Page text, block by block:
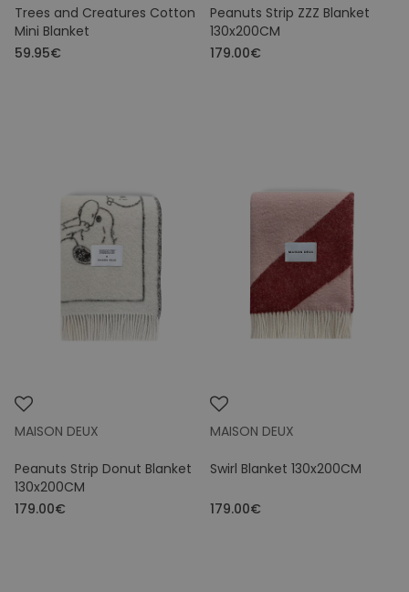
Trees and Creatures Cotton
Mini Blanket
59.95€
Peanuts Strip ZZZ Blanket
130x200CM
179.00€
MAISON DEUX
Peanuts Strip Donut Blanket
130x200CM
179.00€
MAISON DEUX
Swirl Blanket 130x200CM
179.00€